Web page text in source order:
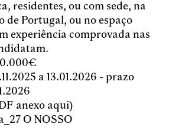
residentes, ou com sede, na
de Portugal, ou no espaço
experiência comprovada nas
a 13.01.2026 - prazo
anexo aqui)
O NOSSO